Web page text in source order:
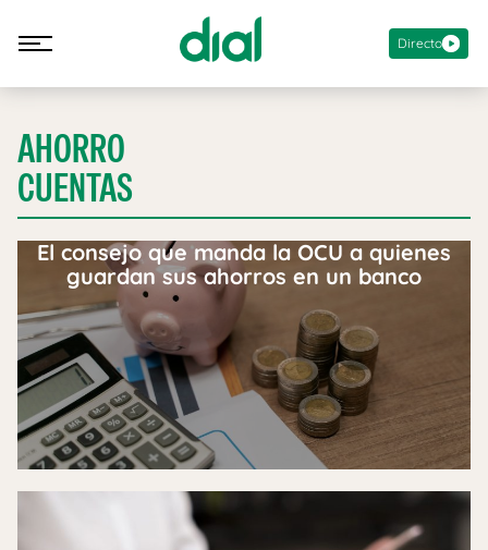
Directo
AHORRO
CUENTAS
El consejo que manda la OCU a quienes
guardan sus ahorros en un banco